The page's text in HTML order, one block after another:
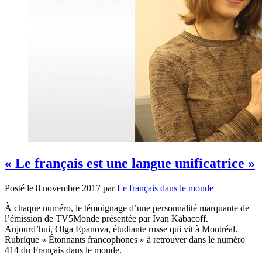
« Le français est une langue unificatrice »
Posté le 8 novembre 2017 par Le français dans le monde
À chaque numéro, le témoignage d’une personnalité marquante de
l’émission de TV5Monde présentée par Ivan Kabacoff.
Aujourd’hui, Olga Epanova, étudiante russe qui vit à Montréal.
Rubrique « Étonnants francophones » à retrouver dans le numéro
414 du Français dans le monde.